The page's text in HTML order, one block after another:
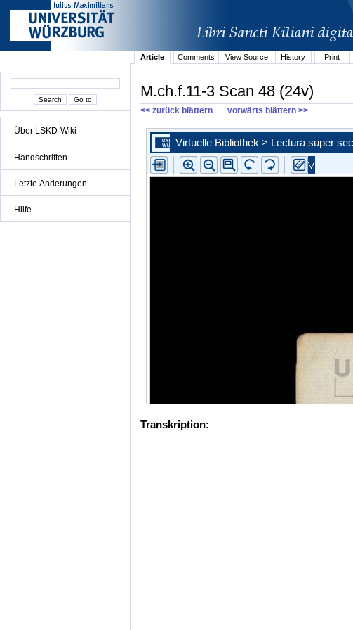
Über LSKD-Wiki
Handschriften
Letzte Änderungen
Hilfe
Article
Comments View Source History Print
M.ch.f.11-3 Scan 48 (24v)
<< zurück blättern vorwärts blättern >>
Transkription: